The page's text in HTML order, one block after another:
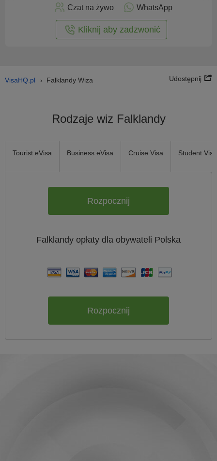
Czat na żywo WhatsApp
Kliknij aby zadzwonić
VisaHQ.pl › Falklandy Wiza Udostępnij
Rodzaje wiz Falklandy
Tourist eVisa Business eVisa Cruise Visa Student Visa
Rozpocznij
Falklandy opłaty dla obywateli Polska
Rozpocznij